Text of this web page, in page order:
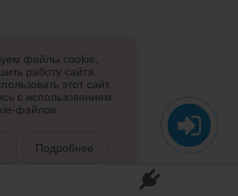
файлы cookie,
работу сайта.
этот сайт,
с использованием
файлов.
Подробнее